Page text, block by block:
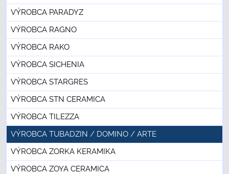
VÝROBCA PARADYZ
VÝROBCA RAGNO
VÝROBCA RAKO
VÝROBCA SICHENIA
VÝROBCA STARGRES
VÝROBCA STN CERAMICA
VÝROBCA TILEZZA
VÝROBCA TUBADZIN / DOMINO / ARTE
VÝROBCA ZORKA KERAMIKA
VÝROBCA ZOYA CERAMICA